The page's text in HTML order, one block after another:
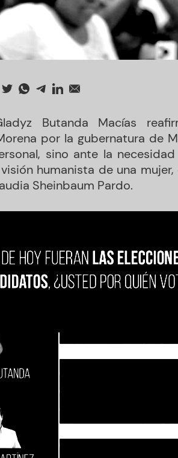
Butanda Macías
por la gubernatura de
sino ante la
humanista de una
Sheinbaum Pardo.